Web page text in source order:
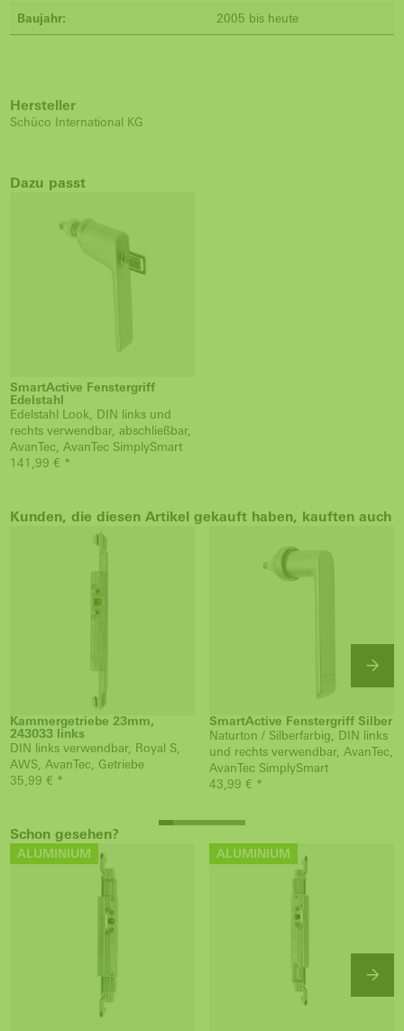
Baujahr: 2005 bis heute
Hersteller
Schüco International KG
Dazu passt
SmartActive Fenstergriff
Edelstahl
Edelstahl Look, DIN links und
rechts verwendbar, abschließbar,
AvanTec, AvanTec SimplySmart
141,99 € *
Kunden, die diesen Artikel gekauft haben, kauften auch
Kammergetriebe 23mm,
243033 links
DIN links verwendbar, Royal S,
AWS, AvanTec, Getriebe
35,99 € *
SmartActive Fenstergriff Silber
Naturton / Silberfarbig, DIN links
und rechts verwendbar, AvanTec,
AvanTec SimplySmart
43,99 € *
Schon gesehen?
ALUMINIUM ALUMINIUM